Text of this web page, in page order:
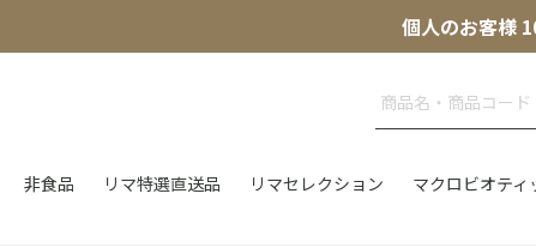
個人のお客様
非食品 リマ特選直送品 リマセレクション マクロビオティ